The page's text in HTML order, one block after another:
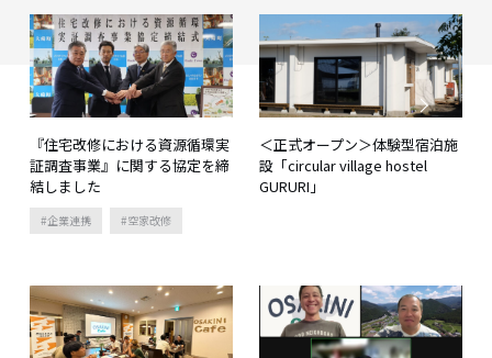
『住宅改修における資源循環実
証調査事業』に関する協定を締
結しました
企業連携 空家改修
＜正式オープン＞体験型宿泊施
設「circular village hostel
GURURI」